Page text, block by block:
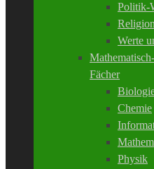
Politik-
Religion
Werte
Fächer
Chemie
Physik